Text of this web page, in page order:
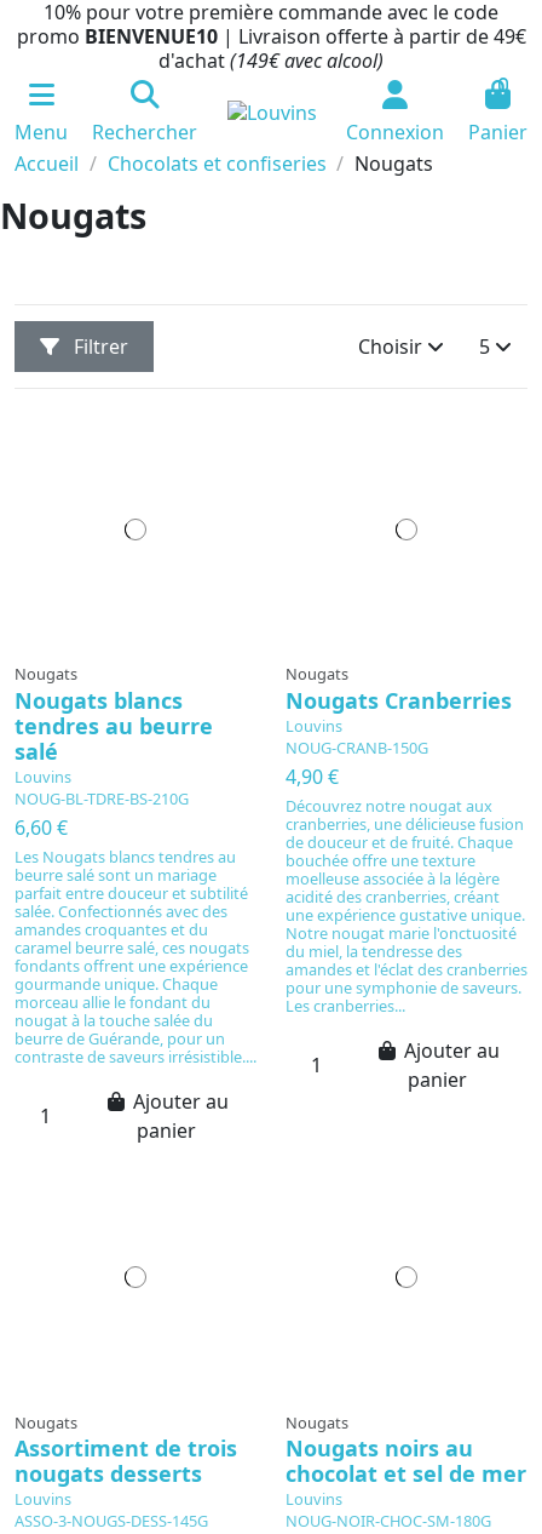
10% pour votre première commande avec le code
promo BIENVENUE10 | Livraison offerte à partir de 49€
d'achat(149€ avec alcool)
Menu Rechercher Connexion
0
Panier
Accueil
Chocolats et confiseries Nougats
Nougats
Filtrer Choisir 5
Nougats
Nougats blancs
tendres au beurre
salé
Louvins
NOUG-BL-TDRE-BS-210G
6,60 €
Les Nougats blancs tendres au
beurre salé sont un mariage
parfait entre douceur et subtilité
salée. Confectionnés avec des
amandes croquantes et du
caramel beurre salé, ces nougats
fondants offrent une expérience
gourmande unique. Chaque
morceau allie le fondant du
nougat à la touche salée du
beurre de Guérande, pour un
contraste de saveurs irrésistible....
Ajouter au
panier
Nougats
Nougats Cranberries
Louvins
NOUG-CRANB-150G
4,90 €
Découvrez notre nougat aux
cranberries, une délicieuse fusion
de douceur et de fruité. Chaque
bouchée offre une texture
moelleuse associée à la légère
acidité des cranberries, créant
une expérience gustative unique.
Notre nougat marie l'onctuosité
du miel, la tendresse des
amandes et l'éclat des cranberries
pour une symphonie de saveurs.
Les cranberries...
Ajouter au
panier
Nougats
Assortiment de trois
nougats desserts
Louvins
ASSO-3-NOUGS-DESS-145G
Nougats
Nougats noirs au
chocolat et sel de mer
Louvins
NOUG-NOIR-CHOC-SM-180G